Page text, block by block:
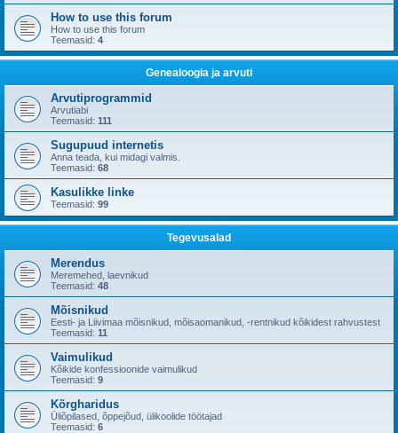
How to use this forum
How to use this forum
Teemasid: 4
Genealoogia ja arvuti
Arvutiprogrammid
Arvutiabi
Teemasid: 111
Sugupuud internetis
Anna teada, kui midagi valmis.
Teemasid: 68
Kasulikke linke
Teemasid: 99
Tegevusalad
Merendus
Meremehed, laevnikud
Teemasid: 48
Mõisnikud
Eesti- ja Liivimaa mõisnikud, mõisaomanikud, -rentnikud kõikidest rahvustest
Teemasid: 11
Vaimulikud
Kõikide konfessioonide vaimulikud
Teemasid: 9
Kõrgharidus
Üliõpilased, õppejõud, ülikoolide töötajad
Teemasid: 6